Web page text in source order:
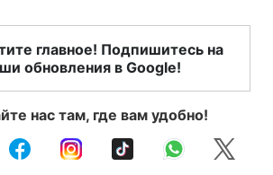
главное! Подпишитесь на
обновления в Google!
нас там, где вам удобно!